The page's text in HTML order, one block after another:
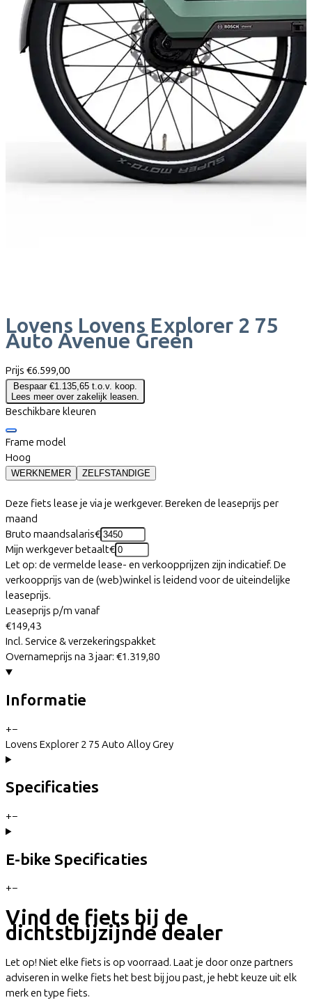
Lovens Lovens Explorer 2 75
Auto Avenue Green
Prijs €6.599,00
Bespaar €1.135,65 t.o.v. koop.
Lees meer over zakelijk leasen.
Beschikbare kleuren
Frame model
Hoog
WERKNEMER ZELFSTANDIGE
Deze fiets lease je via je werkgever. Bereken de leaseprijs per
maand
Bruto maandsalaris€
Mijn werkgever betaalt€
Let op: de vermelde lease- en verkoopprijzen zijn indicatief. De
verkoopprijs van de (web)winkel is leidend voor de uiteindelijke
leaseprijs.
Leaseprijs p/m vanaf
€149,43
Incl. Service & verzekeringspakket
Overnameprijs na 3 jaar: €1.319,80
Informatie
+−
Lovens Explorer 2 75 Auto Alloy Grey
Specificaties
+−
E-bike Specificaties
+−
Vind de fiets bij de
dichtstbijzijnde dealer
Let op! Niet elke fiets is op voorraad. Laat je door onze partners
adviseren in welke fiets het best bij jou past, je hebt keuze uit elk
merk en type fiets.